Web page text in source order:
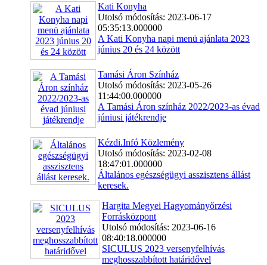
Kati Konyha
Utolsó módosítás: 2023-06-17
05:35:13.000000
A Kati Konyha napi menü ajánlata 2023
június 20 és 24 között
Tamási Áron Színház
Utolsó módosítás: 2023-05-26
11:44:00.000000
A Tamási Áron színház 2022/2023-as évad
júniusi játékrendje
Kézdi.Infó Közlemény
Utolsó módosítás: 2023-02-08
18:47:01.000000
Általános egészségügyi asszisztens állást
keresek.
Hargita Megyei Hagyományőrzési
Forrásközpont
Utolsó módosítás: 2023-06-16
08:40:18.000000
SICULUS 2023 versenyfelhívás
meghosszabbított határidővel